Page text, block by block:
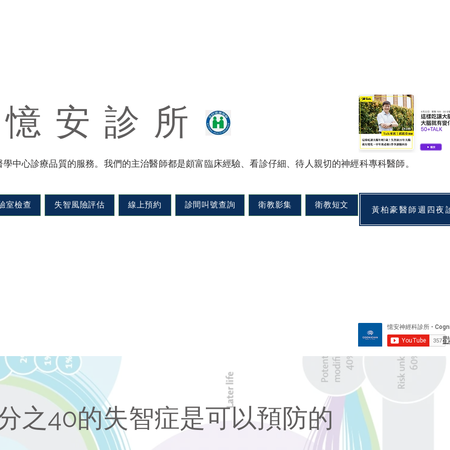
憶 安 診 所
中心診療品質的服務。我們的主治醫師都是頗富臨床經驗、看診仔細、待人親切的神經科專科醫師。
室檢查 失智風險評估 線上預約 診間叫號查詢 衛教影集 衛教短文 黃柏豪醫師週四夜
​
之40的失智症是可以預防的